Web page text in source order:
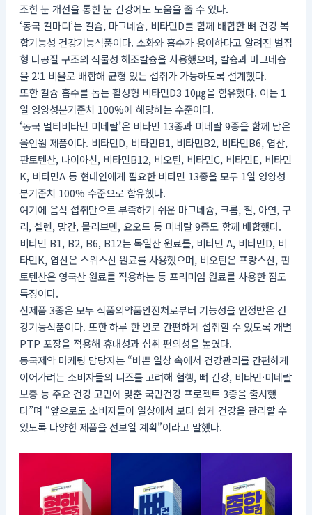
조한 눈 개선을 통한 눈 건강에도 도움을 줄 수 있다.
‘동국 칼마디’는 칼슘, 마그네슘, 비타민D를 함께 배합한 뼈 건강 복
합기능성 건강기능식품이다. 소화와 흡수가 용이하다고 알려진 벌집
형 다공질 구조의 식물성 해조칼슘을 사용했으며, 칼슘과 마그네슘
을 2:1 비율로 배합해 균형 있는 섭취가 가능하도록 설계했다.
또한 칼슘 흡수를 돕는 활성형 비타민D3 10㎍을 함유했다. 이는 1
일 영양성분기준치 100%에 해당하는 수준이다.
‘동국 멀티비타민 미네랄’은 비타민 13종과 미네랄 9종을 함께 담은
올인원 제품이다. 비타민D, 비타민B1, 비타민B2, 비타민B6, 엽산,
판토텐산, 나이아신, 비타민B12, 비오틴, 비타민C, 비타민E, 비타민
K, 비타민A 등 현대인에게 필요한 비타민 13종을 모두 1일 영양성
분기준치 100% 수준으로 함유했다.
여기에 음식 섭취만으로 부족하기 쉬운 마그네슘, 크롬, 철, 아연, 구
리, 셀렌, 망간, 몰리브덴, 요오드 등 미네랄 9종도 함께 배합했다.
비타민 B1, B2, B6, B12는 독일산 원료를, 비타민 A, 비타민D, 비
타민K, 엽산은 스위스산 원료를 사용했으며, 비오틴은 프랑스산, 판
토텐산은 영국산 원료를 적용하는 등 프리미엄 원료를 사용한 점도
특징이다.
신제품 3종은 모두 식품의약품안전처로부터 기능성을 인정받은 건
강기능식품이다. 또한 하루 한 알로 간편하게 섭취할 수 있도록 개별
PTP 포장을 적용해 휴대성과 섭취 편의성을 높였다.
동국제약 마케팅 담당자는 “바쁜 일상 속에서 건강관리를 간편하게
이어가려는 소비자들의 니즈를 고려해 혈행, 뼈 건강, 비타민·미네랄
보충 등 주요 건강 고민에 맞춘 국민건강 프로젝트 3종을 출시했
다”며 “앞으로도 소비자들이 일상에서 보다 쉽게 건강을 관리할 수
있도록 다양한 제품을 선보일 계획”이라고 말했다.